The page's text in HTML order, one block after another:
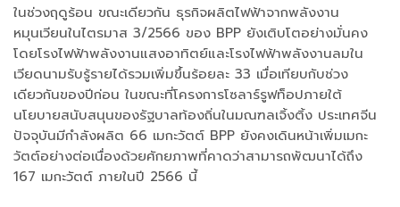
ในช่วงฤดูร้อน ขณะเดียวกัน ธุรกิจผลิตไฟฟ้าจากพลังงาน
หมุนเวียนในไตรมาส 3/2566 ของ BPP ยังเติบโตอย่างมั่นคง
โดยโรงไฟฟ้าพลังงานแสงอาทิตย์และโรงไฟฟ้าพลังงานลมใน
เวียดนามรับรู้รายได้รวมเพิ่มขึ้นร้อยละ 33 เมื่อเทียบกับช่วง
เดียวกันของปีก่อน ในขณะที่โครงการโซลาร์รูฟท็อปภายใต้
นโยบายสนับสนุนของรัฐบาลท้องถิ่นในมณฑลเจิ้งติ้ง ประเทศจีน
ปัจจุบันมีกำลังผลิต 66 เมกะวัตต์ BPP ยังคงเดินหน้าเพิ่มเมกะ
วัตต์อย่างต่อเนื่องด้วยศักยภาพที่คาดว่าสามารถพัฒนาได้ถึง
167 เมกะวัตต์ ภายในปี 2566 นี้